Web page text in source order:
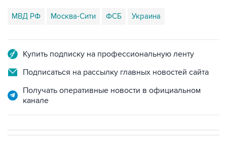
МВД РФ Москва-Сити ФСБ Украина
Купить подписку на профессиональную ленту
Подписаться на рассылку главных новостей сайта
Получать оперативные новости в официальном
канале